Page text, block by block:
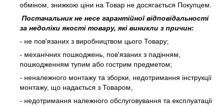
обміном, знижкою ціни на Товар не досягається Покупцем.
Постачальник не несе гарантійної відповідальності
за недоліки якості товару, які виникли з причин:
- не пов'язаних з виробництвом цього Товару;
- механічних пошкоджень, пов'язаних з падінням,
пошкодженням тупим або гострим предметом;
- неналежного монтажу та зборки, недотримання інструкції
монтажу, що надається з Товаром,
- недотримання належного обслуговування та експлуатації